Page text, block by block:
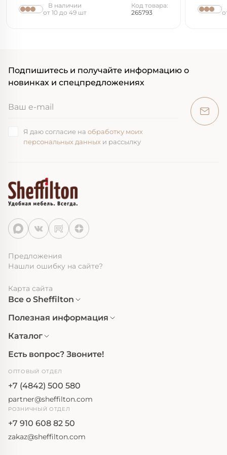
В наличии
от 10 до 49 шт
Код товара:
265793
Подпишитесь и получайте информацию о
новинках и спецпредложениях
Я даю согласие на обработку моих
персональных данных и рассылку
Предложения
Нашли ошибку на сайте?
Карта сайта
Все о Sheffilton
Полезная информация
Каталог
Есть вопрос? Звоните!
ОПТОВЫЙ ОТДЕЛ
+7 (4842) 500 580
partner@sheffilton.com
РОЗНИЧНЫЙ ОТДЕЛ
+7 910 608 82 50
zakaz@sheffilton.com